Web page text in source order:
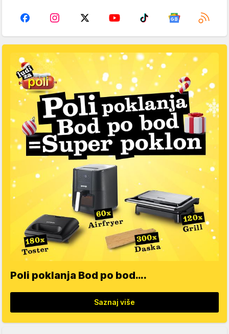
Poli poklanja Bod po bod….
Saznaj više